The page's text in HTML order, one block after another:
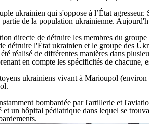
ukrainien qui s'oppose à l’État
de la population ukrainienne.
directe de détruire les membres du groupe
l'État ukrainien et le groupe des
réalisé de différentes manières dans
en compte les spécificités de chacune,
ukrainiens vivant à Marioupol
bombardée par l'artillerie et
un hôpital pédiatrique dans lequel se